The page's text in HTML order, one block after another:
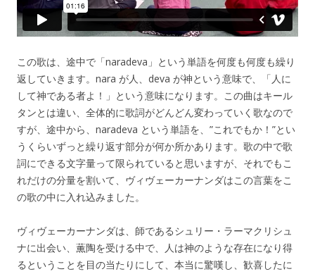
この歌は、途中で「naradeva」という単語を何度も何度も繰り
返していきます。nara が人、deva が神という意味で、「人に
して神である者よ！」という意味になります。この曲はキール
タンとは違い、全体的に歌詞がどんどん変わっていく歌なので
すが、途中から、naradeva という単語を、”これでもか！”とい
うくらいずっと繰り返す部分が何か所かあります。歌の中で歌
詞にできる文字量って限られていると思いますが、それでもこ
れだけの分量を割いて、ヴィヴェーカーナンダはこの言葉をこ
の歌の中に入れ込みました。
ヴィヴェーカーナンダは、師であるシュリー・ラーマクリシュ
ナに出会い、薫陶を受ける中で、人は神のような存在になり得
るということを目の当たりにして、本当に驚嘆し、歓喜したに